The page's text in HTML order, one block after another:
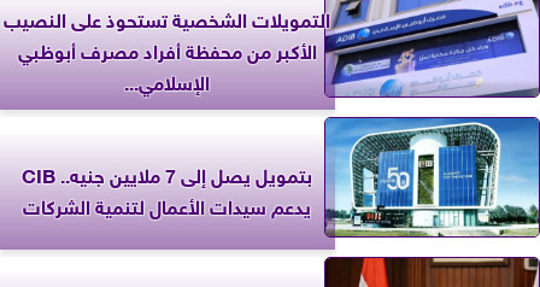
التمويلات الشخصية تستحوذ على النصيب
الأكبر من محفظة أفراد مصرف أبوظبي
الإسلامي...
بتمويل يصل إلى 7 ملايين جنيه.. CIB
يدعم سيدات الأعمال لتنمية الشركات